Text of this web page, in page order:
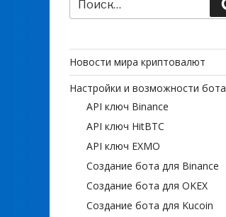
Новости мира криптовалют
Настройки и возможности бота
API ключ Binance
API ключ HitBTC
API ключ EXMO
Создание бота для Binance
Создание бота для OKEX
Создание бота для Kucoin